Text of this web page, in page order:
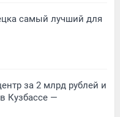
самый лучший для
за 2 млрд рублей и
Кузбассе —